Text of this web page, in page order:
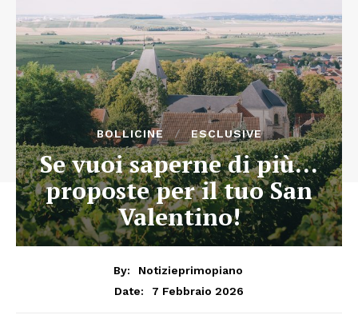
BOLLICINE ESCLUSIVE
Se vuoi saperne di più…
proposte per il tuo San
Valentino!
By:
Notizieprimopiano
Date:
7 Febbraio 2026